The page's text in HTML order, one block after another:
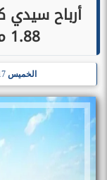
أرباح سيدي
1.88 مليار جنيه خلال 9 أشهر
الخميس 17 أكتوبر 2024